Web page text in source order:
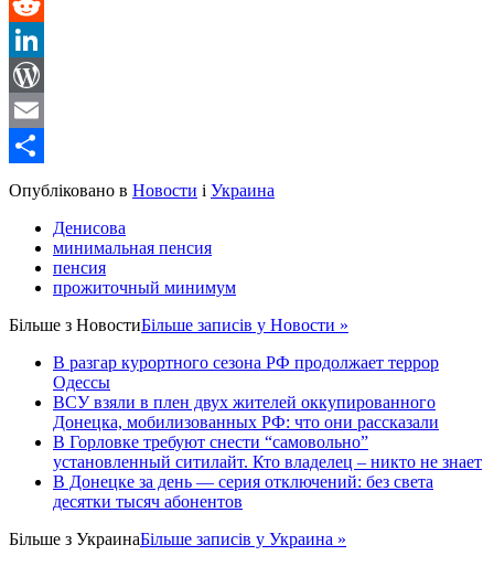
Message
Reddit
LinkedIn
WordPress
Email
Share
Опубліковано в Новости і Украина
Денисова
минимальная пенсия
пенсия
прожиточный минимум
Більше з НовостиБільше записів у Новости »
В разгар курортного сезона РФ продолжает террор
Одессы
ВСУ взяли в плен двух жителей оккупированного
Донецка, мобилизованных РФ: что они рассказали
В Горловке требуют снести “самовольно”
установленный ситилайт. Кто владелец – никто не знает
В Донецке за день — серия отключений: без света
десятки тысяч абонентов
Більше з УкраинаБільше записів у Украина »